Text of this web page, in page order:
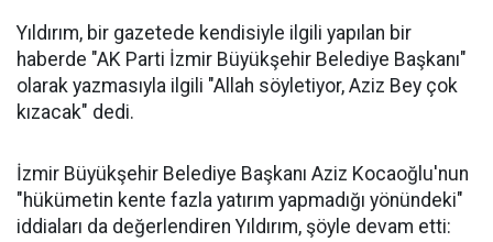
Yıldırım, bir gazetede kendisiyle ilgili yapılan bir
haberde "AK Parti İzmir Büyükşehir Belediye Başkanı"
olarak yazmasıyla ilgili "Allah söyletiyor, Aziz Bey çok
kızacak" dedi.
İzmir Büyükşehir Belediye Başkanı Aziz Kocaoğlu'nun
"hükümetin kente fazla yatırım yapmadığı yönündeki"
iddiaları da değerlendiren Yıldırım, şöyle devam etti: